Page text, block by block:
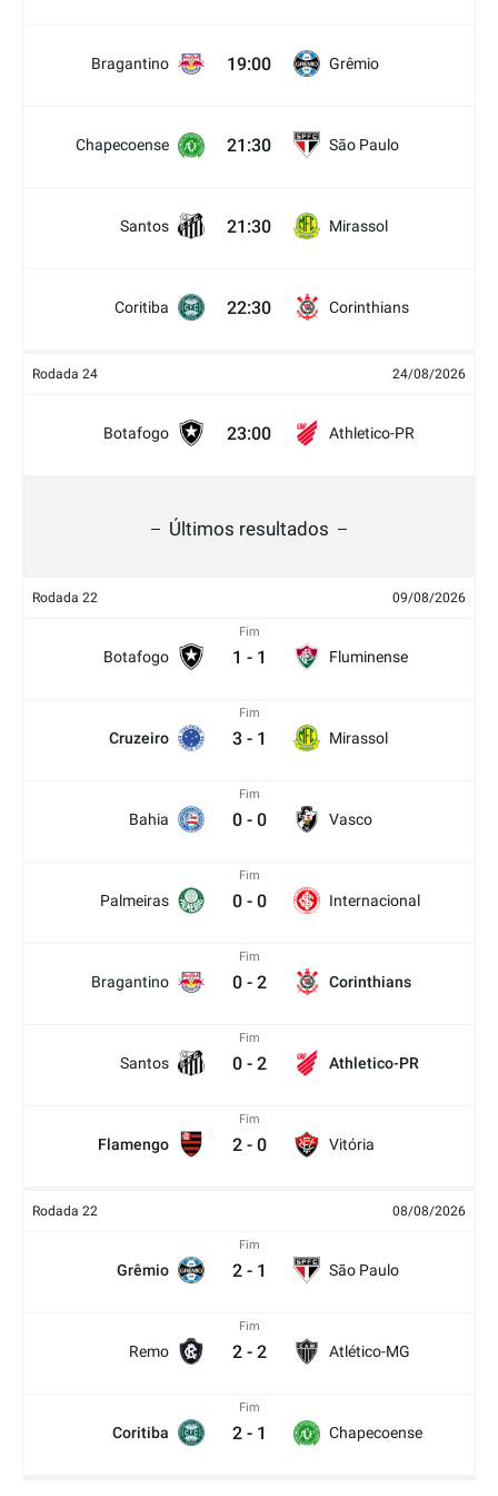
Bragantino 19:00 Grêmio
Chapecoense 21:30 São Paulo
Santos 21:30 Mirassol
Coritiba 22:30 Corinthians
Rodada 24 24/08/2026
Botafogo 23:00 Athletico-PR
Últimos resultados
Rodada 22 09/08/2026
Botafogo
Fim
1 - 1 Fluminense
Cruzeiro
Fim
3 - 1 Mirassol
Bahia
Fim
0 - 0 Vasco
Palmeiras
Fim
0 - 0 Internacional
Bragantino
Fim
0 - 2 Corinthians
Santos
Fim
0 - 2 Athletico-PR
Flamengo
Fim
2 - 0 Vitória
Rodada 22 08/08/2026
Grêmio
Fim
2 - 1 São Paulo
Remo
Fim
2 - 2 Atlético-MG
Coritiba
Fim
2 - 1 Chapecoense